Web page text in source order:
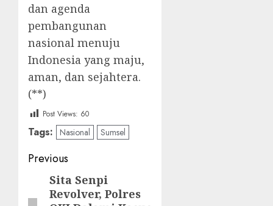
dan agenda
pembangunan
nasional menuju
Indonesia yang maju,
aman, dan sejahtera.
(**)
Post Views: 60
Tags: Nasional Sumsel
Post
navigation
Previous
Previous
post:
Sita Senpi
Revolver, Polres